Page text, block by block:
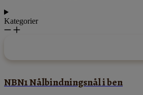
Kategorier
NBN1 Nålbindningsnål i ben